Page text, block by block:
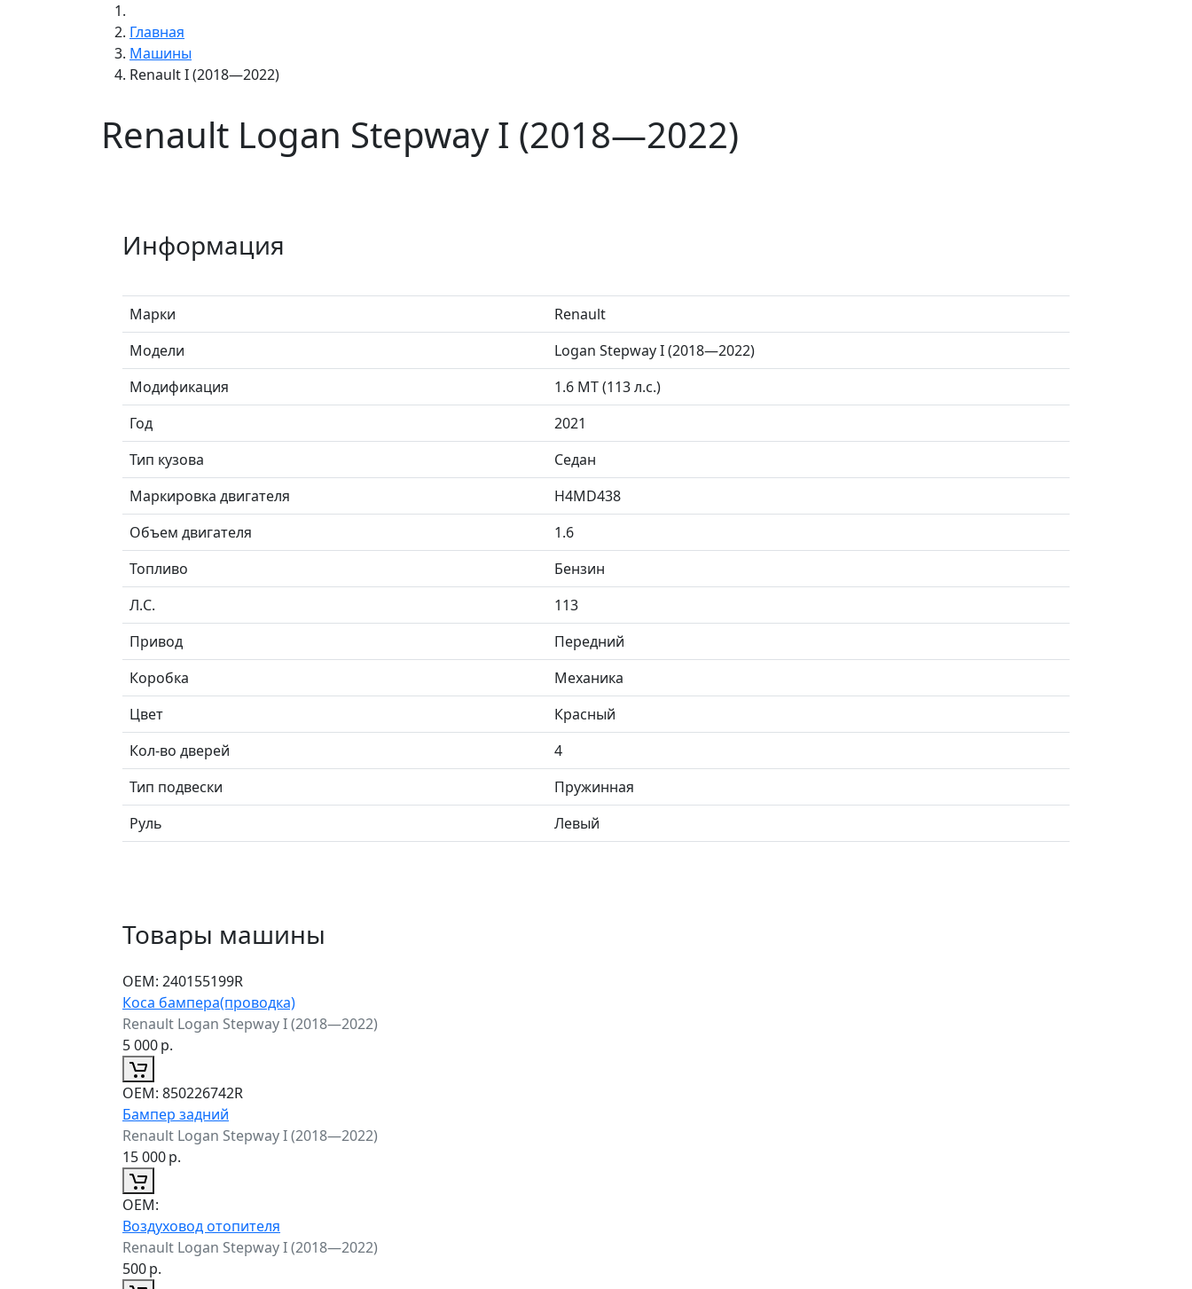
Главная
Машины
Renault I (2018—2022)
Renault Logan Stepway I (2018—2022)
Информация
Марки
Renault
Модели
Logan Stepway I (2018—2022)
Модификация
1.6 MT (113 л.с.)
Год
2021
Тип кузова
Седан
Маркировка двигателя
H4MD438
Объем двигателя
1.6
Топливо
Бензин
Л.C.
113
Привод
Передний
Коробка
Механика
Цвет
Красный
Кол-во дверей
4
Тип подвески
Пружинная
Руль
Левый
Товары машины
ОЕМ: 240155199R
Коса бампера(проводка)
Renault Logan Stepway I (2018—2022)
5 000р.
ОЕМ: 850226742R
Бампер задний
Renault Logan Stepway I (2018—2022)
15 000р.
ОЕМ:
Воздуховод отопителя
Renault Logan Stepway I (2018—2022)
500р.